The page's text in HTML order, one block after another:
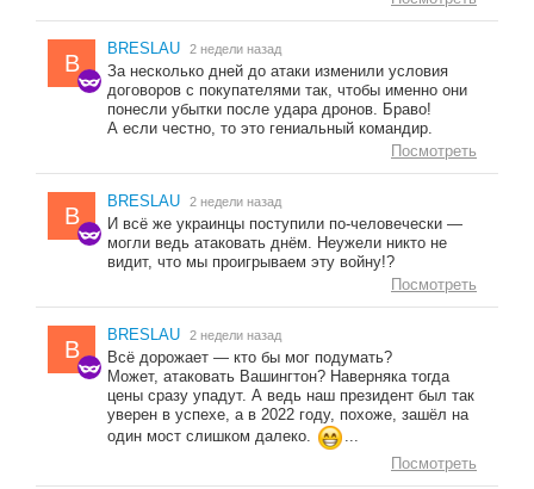
B
BRESLAU 2 недели назад
За несколько дней до атаки изменили условия
договоров с покупателями так, чтобы именно они
понесли убытки после удара дронов. Браво!
А если честно, то это гениальный командир.
Посмотреть
B
BRESLAU 2 недели назад
И всё же украинцы поступили по-человечески —
могли ведь атаковать днём. Неужели никто не
видит, что мы проигрываем эту войну!?
Посмотреть
B
BRESLAU 2 недели назад
Всё дорожает — кто бы мог подумать?
Может, атаковать Вашингтон? Наверняка тогда
цены сразу упадут. А ведь наш президент был так
уверен в успехе, а в 2022 году, похоже, зашёл на
один мост слишком далеко.
...
Посмотреть